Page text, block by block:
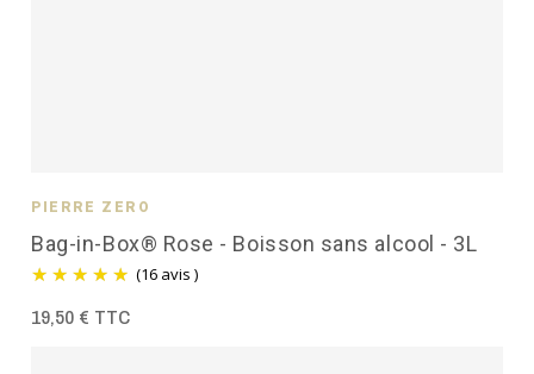
Bag-in-Box® Rose - Boisson sans alcool - 3L
(16 avis )
PIERRE ZÉRO
19,50 € TTC